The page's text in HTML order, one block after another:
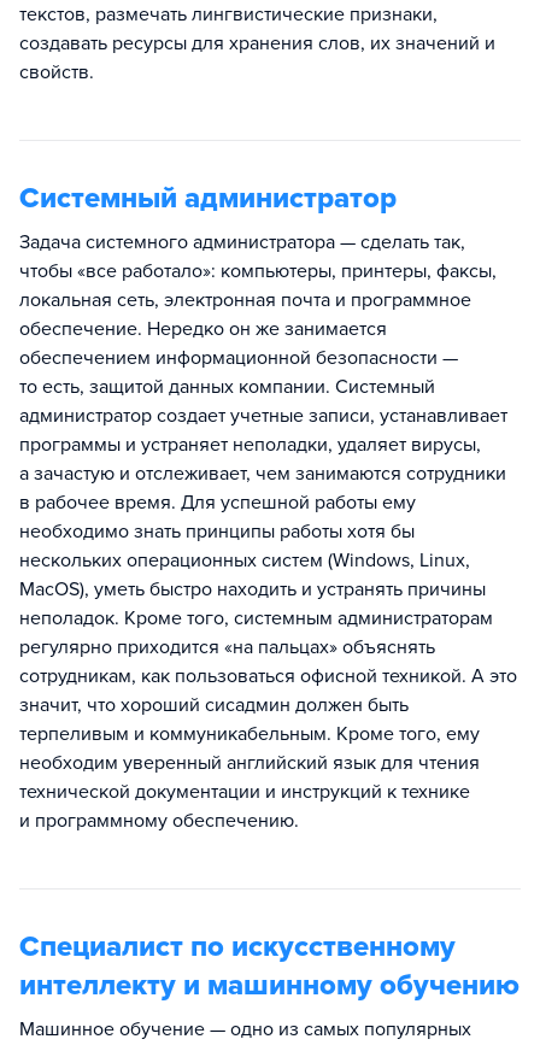
текстов, размечать лингвистические признаки,
создавать ресурсы для хранения слов, их значений и
свойств.
Системный администратор
Задача системного администратора — сделать так,
чтобы «все работало»: компьютеры, принтеры, факсы,
локальная сеть, электронная почта и программное
обеспечение. Нередко он же занимается
обеспечением информационной безопасности —
то есть, защитой данных компании. Системный
администратор создает учетные записи, устанавливает
программы и устраняет неполадки, удаляет вирусы,
а зачастую и отслеживает, чем занимаются сотрудники
в рабочее время. Для успешной работы ему
необходимо знать принципы работы хотя бы
нескольких операционных систем (Windows, Linux,
MacOS), уметь быстро находить и устранять причины
неполадок. Кроме того, системным администраторам
регулярно приходится «на пальцах» объяснять
сотрудникам, как пользоваться офисной техникой. А это
значит, что хороший сисадмин должен быть
терпеливым и коммуникабельным. Кроме того, ему
необходим уверенный английский язык для чтения
технической документации и инструкций к технике
и программному обеспечению.
Специалист по искусственному
интеллекту и машинному обучению
Машинное обучение — одно из самых популярных